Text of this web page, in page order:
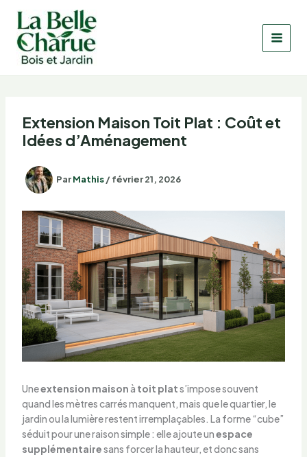
contenu
Extension Maison Toit Plat : Coût et
Idées d’Aménagement
ParMathis/février 21, 2026
Uneextension maisonà toit plats’impose souvent
quand les mètres carrés manquent, mais que le quartier, le
jardin ou la lumière restent irremplaçables. La forme “cube”
séduit pour une raison simple : elle ajoute unespace
supplémentairesans forcer la hauteur, et donc sans